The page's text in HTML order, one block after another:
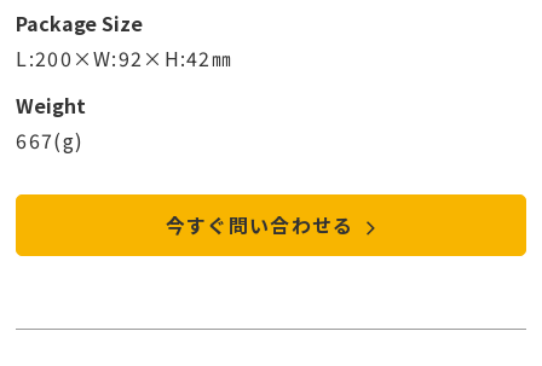
Package Size
L:200×W:92×H:42㎜
Weight
667(g)
今すぐ問い合わせる